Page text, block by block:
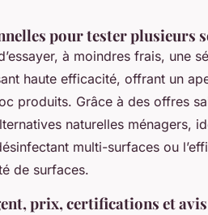
pour tester plusieurs
à moindres frais, une
haute efficacité, offrant un
produits. Grâce à des offres
naturelles ménagers,
multi-surfaces ou
de surfaces.
prix, certifications et